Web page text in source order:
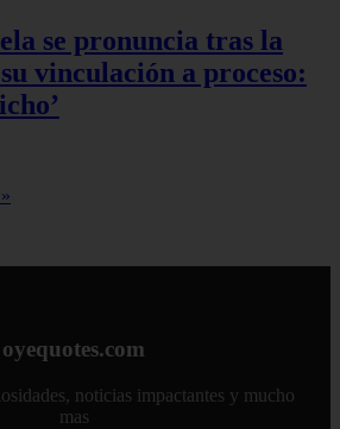
se pronuncia tras la
vinculación a proceso:
oyequotes.com
noticias impactantes y mucho
mas